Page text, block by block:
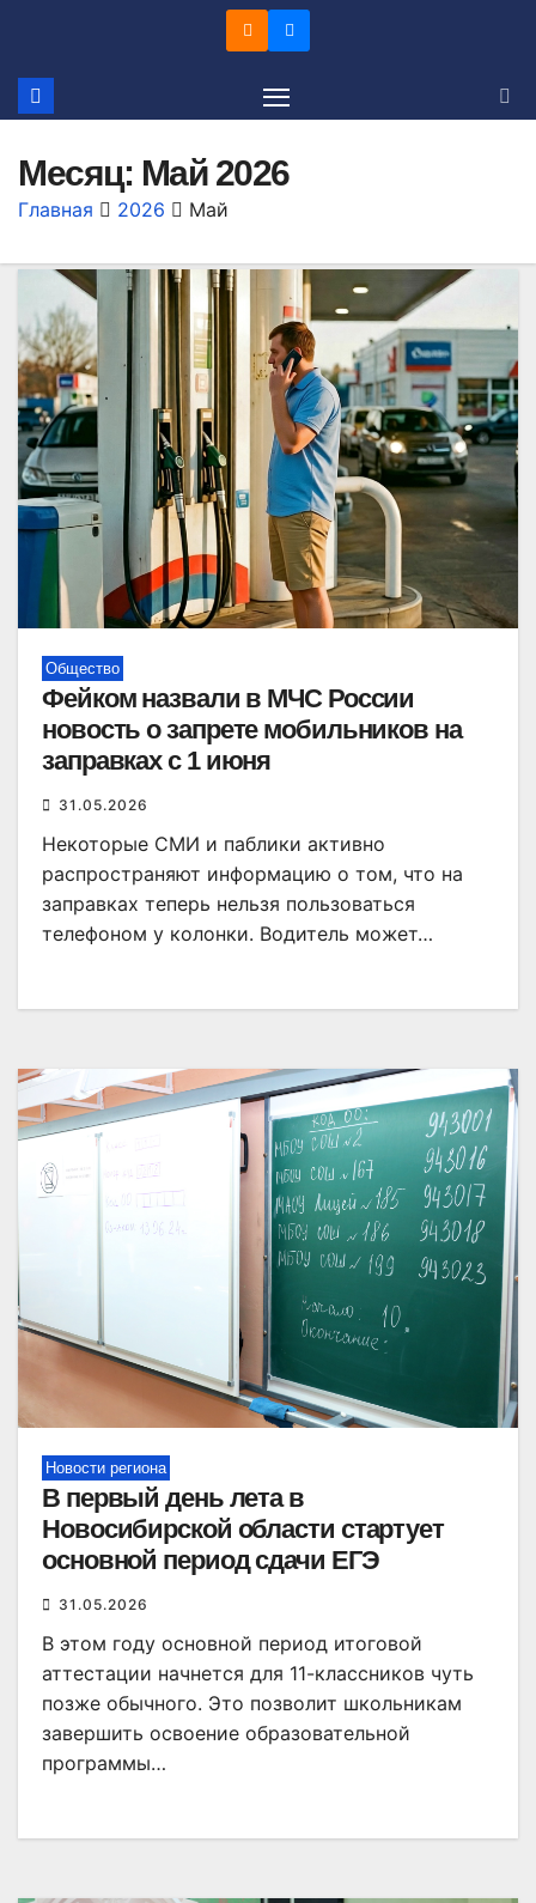
содержимому
Месяц: Май 2026
Главная 2026 Май
Общество
Фейком назвали в МЧС России
новость о запрете мобильников на
заправках с 1 июня
31.05.2026
Некоторые СМИ и паблики активно
распространяют информацию о том, что на
заправках теперь нельзя пользоваться
телефоном у колонки. Водитель может…
Новости региона
В первый день лета в
Новосибирской области стартует
основной период сдачи ЕГЭ
31.05.2026
В этом году основной период итоговой
аттестации начнется для 11-классников чуть
позже обычного. Это позволит школьникам
завершить освоение образовательной
программы…